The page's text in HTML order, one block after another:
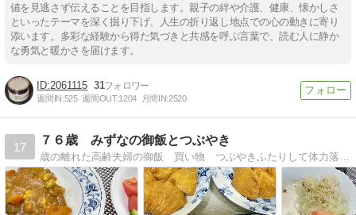
値を見逃さず伝えることを目指します。親子の絆や介護、健康、懐かしさ
といったテーマを深く掘り下げ、人生の折り返し地点での心の動きに寄り
添います。多彩な経験から得た気づきと共感を呼ぶ言葉で、読む人に静か
な勇気と暖かさを届けます。
2061115 31
週間IN:525 週間OUT:1204 月間IN:2520
17
７６歳 みずなの御飯とつぶやき